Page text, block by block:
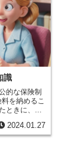
識
的な保険制
を納めるこ
ときに、費
ことが可能で
ためには、
2024.01.27